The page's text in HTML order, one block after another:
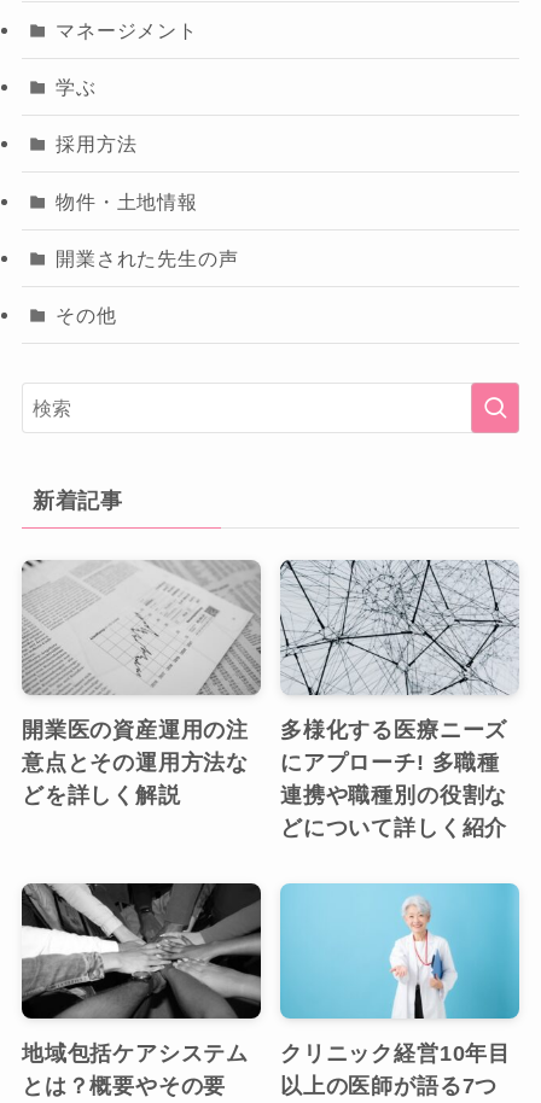
マネージメント
学ぶ
採用方法
物件・土地情報
開業された先生の声
その他
新着記事
開業医の資産運用の注
意点とその運用方法な
どを詳しく解説
多様化する医療ニーズ
にアプローチ! 多職種
連携や職種別の役割な
どについて詳しく紹介
地域包括ケアシステム
とは？概要やその要
クリニック経営10年目
以上の医師が語る7つ